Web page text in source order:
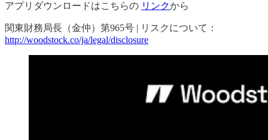
アプリダウンロードはこちらの リンクから
関東財務局長（金仲）第965号 | リスクについて：
http://woodstock.co/ja/legal/disclosure